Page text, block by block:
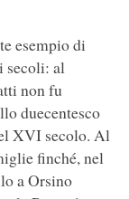
esempio di
secoli: al
non fu
duecentesco
XVI secolo. Al
finché, nel
a Orsino